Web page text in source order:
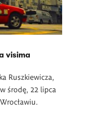
visima
Ruszkiewicza,
środę, 22 lipca